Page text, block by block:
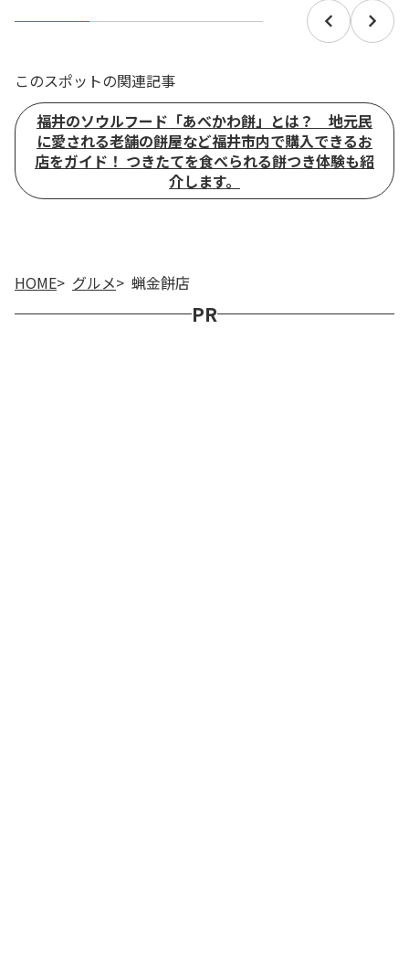
HOME グルメ 蝋金餅店
このスポットの関連記事
福井のソウルフード「あべかわ餅」とは？ 地元民
に愛される老舗の餅屋など福井市内で購入できるお
店をガイド！ つきたてを食べられる餅つき体験も紹
介します。
PR